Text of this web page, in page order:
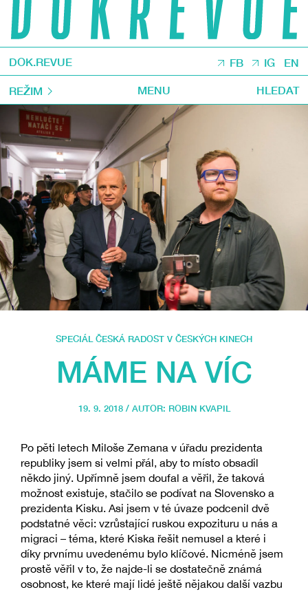
DOK.REVUE FB IG EN
REŽIM MENU HLEDAT
SPECIÁL ČESKÁ RADOST V ČESKÝCH KINECH
MÁME NA VÍC
19. 9. 2018 / AUTOR: ROBIN KVAPIL
Po pěti letech Miloše Zemana v úřadu prezidenta
republiky jsem si velmi přál, aby to místo obsadil
někdo jiný. Upřímně jsem doufal a věřil, že taková
možnost existuje, stačilo se podívat na Slovensko a
prezidenta Kisku. Asi jsem v té úvaze podcenil dvě
podstatné věci: vzrůstající ruskou expozituru u nás a
migraci – téma, které Kiska řešit nemusel a které i
díky prvnímu uvedenému bylo klíčové. Nicméně jsem
prostě věřil v to, že najde-li se dostatečně známá
osobnost, ke které mají lidé ještě nějakou další vazbu